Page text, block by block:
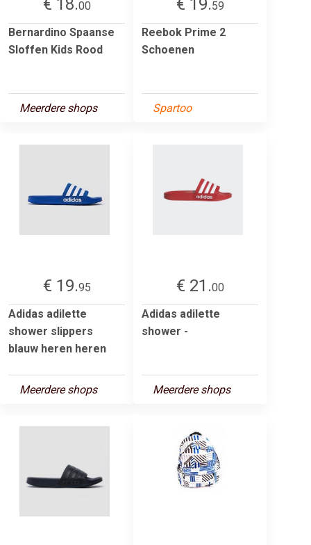
€ 18.00
Bernardino Spaanse
Sloffen Kids Rood
Meerdere shops
€ 19.59
Reebok Prime 2
Schoenen
Spartoo
€ 19.95
Adidas adilette
shower slippers
blauw heren heren
Meerdere shops
€ 21.00
Adidas adilette
shower -
Meerdere shops